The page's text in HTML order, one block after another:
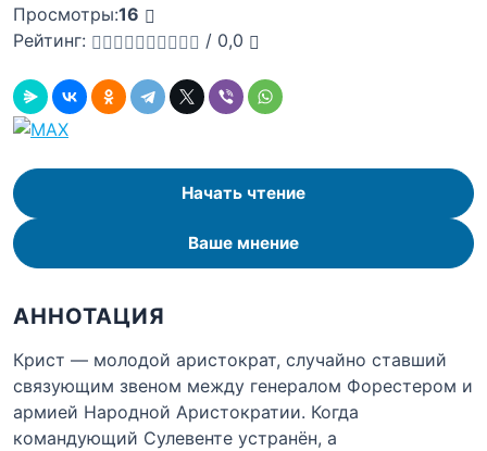
Просмотры:16
Рейтинг:
/ 0,0
Начать чтение
Ваше мнение
АННОТАЦИЯ
Крист — молодой аристократ, случайно ставший
связующим звеном между генералом Форестером и
армией Народной Аристократии. Когда
командующий Сулевенте устранён, а